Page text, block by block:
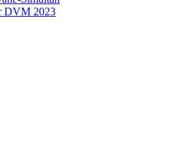
DVM 2023